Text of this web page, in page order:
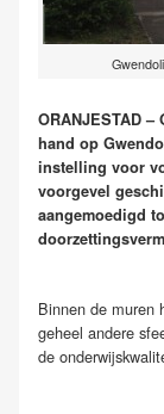
ORANJESTAD
hand op
instelling voor
voorgevel
aangemoedigd
Binnen de muren
geheel andere
de